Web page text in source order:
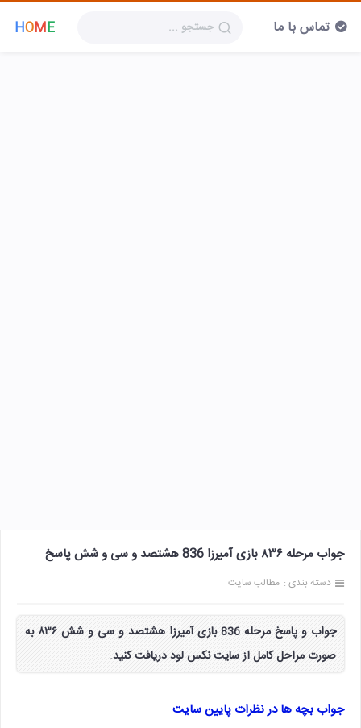
HOME تماس با ما
جواب مرحله ۸۳۶ بازی آمیرزا 836 هشتصد و سی و شش پاسخ
دسته بندی : مطالب سایت
جواب و پاسخ مرحله 836 بازی آمیرزا هشتصد و سی و شش ۸۳۶ به
صورت مراحل کامل از سایت نکس لود دریافت کنید.
جواب بچه ها در نظرات پایین سایت